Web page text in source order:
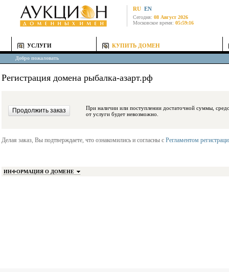
RU EN
Сегодня: 08 Август 2026
Московское время: 05:59:16
УСЛУГИ КУПИТЬ ДОМЕН
Добро пожаловать
Регистрация домена рыбалка-азарт.рф
При наличии или поступлении достаточной суммы, средства будут
от услуги будет невозможно.
Делая заказ, Вы подтверждаете, что ознакомились и согласны с Регламентом
ИНФОРМАЦИЯ О ДОМЕНЕ